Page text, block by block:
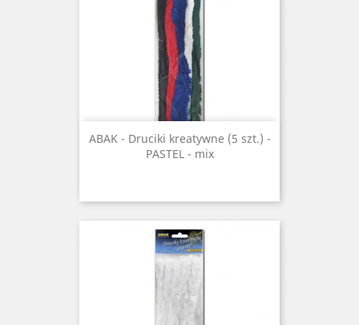
ABAK - Druciki kreatywne (5 szt.) -
PASTEL - mix